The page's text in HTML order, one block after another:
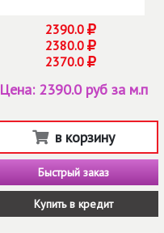
2390.0
2380.0
2370.0
Цена: 2390.0 руб за м.п
в корзину
Быстрый заказ
Купить в кредит